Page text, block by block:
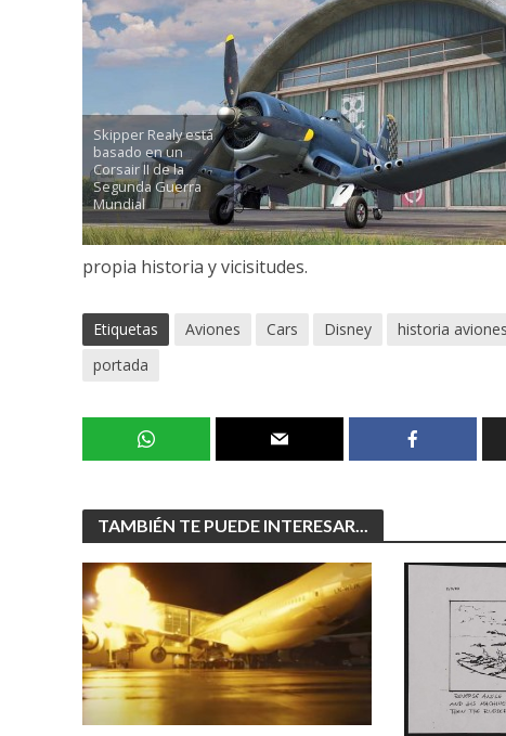
Skipper Realy está
basado en un
Corsair II de la
Segunda Guerra
Mundial
propia historia y vicisitudes.
Etiquetas Aviones Cars Disney historia aviones
portada
TAMBIÉN TE PUEDE INTERESAR...